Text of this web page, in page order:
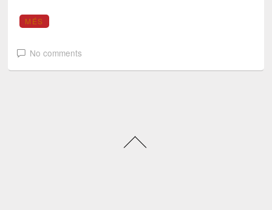
MÉS
No comments